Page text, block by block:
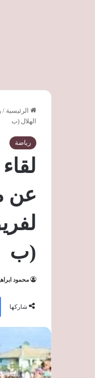
الرئيسية /
الهلال (ب
رياضة
عن
(ب
محمود
شاركها